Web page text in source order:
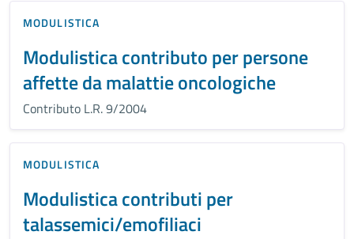
MODULISTICA
Modulistica contributo per persone
affette da malattie oncologiche
Contributo L.R. 9/2004
MODULISTICA
Modulistica contributi per
talassemici/emofiliaci